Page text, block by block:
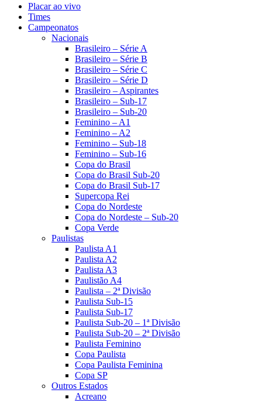
Placar ao vivo
Times
Campeonatos
Nacionais
Brasileiro – Série A
Brasileiro – Série B
Brasileiro – Série C
Brasileiro – Série D
Brasileiro – Aspirantes
Brasileiro – Sub-17
Brasileiro – Sub-20
Feminino – A1
Feminino – A2
Feminino – Sub-18
Feminino – Sub-16
Copa do Brasil
Copa do Brasil Sub-20
Copa do Brasil Sub-17
Supercopa Rei
Copa do Nordeste
Copa do Nordeste – Sub-20
Copa Verde
Paulistas
Paulista A1
Paulista A2
Paulista A3
Paulistão A4
Paulista – 2ª Divisão
Paulista Sub-15
Paulista Sub-17
Paulista Sub-20 – 1ª Divisão
Paulista Sub-20 – 2ª Divisão
Paulista Feminino
Copa Paulista
Copa Paulista Feminina
Copa SP
Outros Estados
Acreano